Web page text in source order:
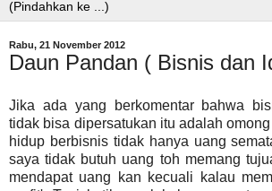
Rabu, 21 November 2012
Daun Pandan ( Bisnis dan
Jika ada yang berkomentar bahwa
tidak bisa dipersatukan itu adalah
hidup berbisnis tidak hanya uang
saya tidak butuh uang toh memang
mendapat uang kan kecuali kalau